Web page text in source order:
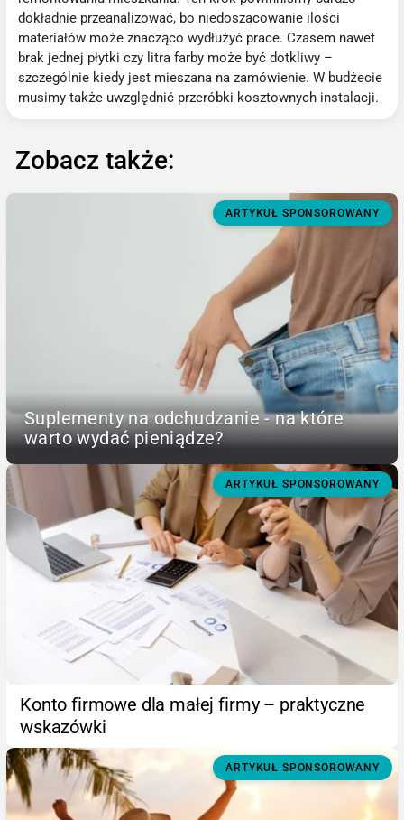
dokładnie przeanalizować, bo niedoszacowanie ilości
materiałów może znacząco wydłużyć prace. Czasem nawet
brak jednej płytki czy litra farby może być dotkliwy –
szczególnie kiedy jest mieszana na zamówienie. W budżecie
musimy także uwzględnić przeróbki kosztownych instalacji.
Zobacz także:
ARTYKUŁ SPONSOROWANY
Suplementy na odchudzanie - na które
warto wydać pieniądze?
ARTYKUŁ SPONSOROWANY
Konto firmowe dla małej firmy – praktyczne
wskazówki
ARTYKUŁ SPONSOROWANY